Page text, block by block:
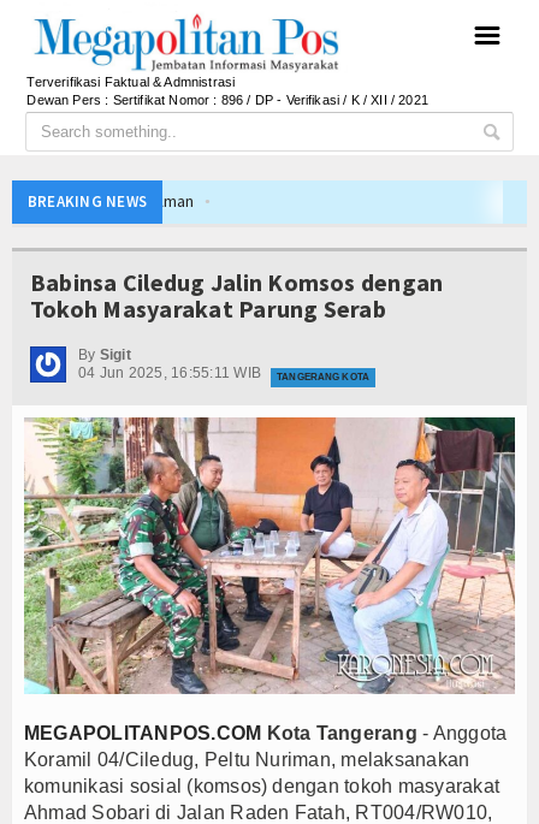
☰
Terverifikasi Faktual & Admnistrasi
Dewan Pers : Sertifikat Nomor : 896 / DP - Verifikasi / K / XII / 2021
BREAKING NEWS
Dana Tetap Aman
Juara Piala Presiden 2026
sebagai Hub Pangan dan Perdagangan Global
Bali Lestari Hasilkan 10 Ton Gabah
Produk Hilir Segera Hadir
Beri Penjelasan
Dana Tetap Aman
Anggarannya
Solid dan Bermartabat
Juara Piala Presiden 2026
di Majalengka Meriah
Saat Nobar Persib vs Persebaya
Bali Lestari Hasilkan 10 Ton Gabah
Produk Hilir Segera Hadir
Babinsa Ciledug Jalin Komsos dengan
Tokoh Masyarakat Parung Serab
By Sigit
04 Jun 2025, 16:55:11 WIB
TANGERANG KOTA
MEGAPOLITANPOS.COM Kota Tangerang- Anggota
Koramil 04/Ciledug, Peltu Nuriman, melaksanakan
komunikasi sosial (komsos) dengan tokoh masyarakat
Ahmad Sobari di Jalan Raden Fatah, RT004/RW010,